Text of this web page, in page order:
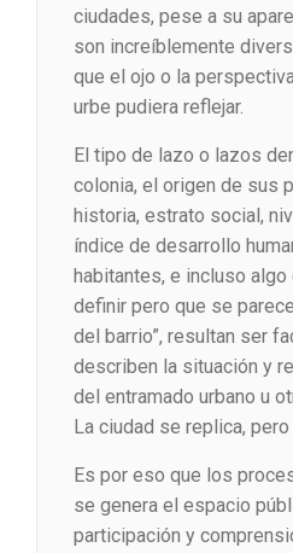
ciudades, pese a su
son increíblemente
que el ojo o la
urbe pudiera reflejar.
El tipo de lazo o lazos
colonia, el origen de sus
historia, estrato social,
índice de desarrollo
habitantes, e incluso
definir pero que se
del barrio”, resultan ser
describen la situación y
del entramado urbano u
La ciudad se replica,
Es por eso que los
se genera el espacio
participación y